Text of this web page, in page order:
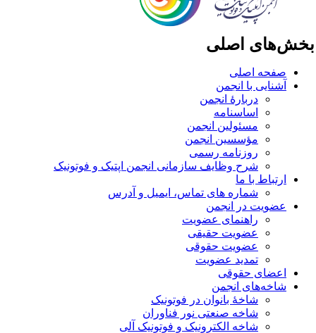
اصلی
صفحه اصلی
آشنایی با انجمن
دربارۀ انجمن
اساسنامه
مسئولین انجمن
مؤسسین انجمن
روزنامه رسمی
شرح وظایف سازمانی انجمن اپتیک و فوتونیک
ارتباط با ما
شماره های تماس، ایمیل و آدرس
عضویت در انجمن
راهنمای عضویت
عضویت حقیقی
عضویت حقوقی
تمدید عضویت
اعضای حقوقی
شاخه‌های انجمن
شاخۀ بانوان در فوتونیک
شاخه صنعتی نور فناوران
شاخه‌ الکترونیک و فوتونیک آلی